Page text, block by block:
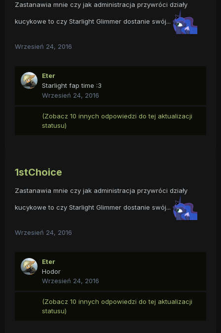
Zastanawia mnie czy jak administracja przywróci działy
kucykowe to czy Starlight Glimmer dostanie swój...
Wrzesień 24, 2016
Eter
Starlight fap time :3
Wrzesień 24, 2016
(Zobacz 10 innych odpowiedzi do tej aktualizacji
statusu)
1stChoice
Zastanawia mnie czy jak administracja przywróci działy
kucykowe to czy Starlight Glimmer dostanie swój...
Wrzesień 24, 2016
Eter
Hodor
Wrzesień 24, 2016
(Zobacz 10 innych odpowiedzi do tej aktualizacji
statusu)